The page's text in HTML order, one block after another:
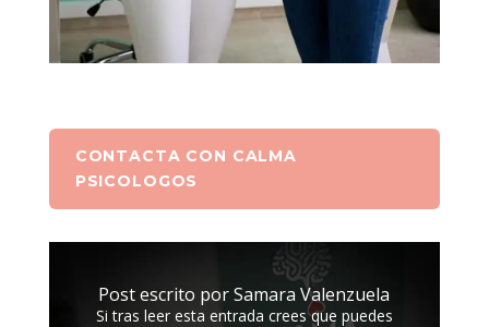
CONTACTA CON CALMA
PSICOLOGOS
Post escrito por Samara Valenzuela
Si tras leer esta entrada crees que puedes